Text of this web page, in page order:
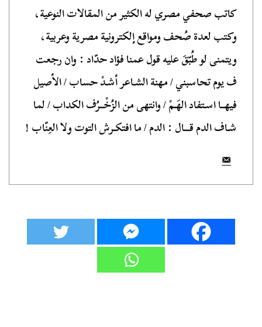
كاتب صحفي مصري له الكثير من المقالات النوعية،
وكتب لعدة صُحف ومواقع إلكترونية مصرية وعربية،
ويتمنى لو طُبّقَ عليه قول عمنا فؤاد حدّاد : وان رجعت
ف يوم تحاسبني / مهنة الشـاعر أشـدْ حساب / الأصيل
فيهــا اسـتفاد الهَـمْ / وانتهى من الزُخْــرُف الكداب / لما
شـاف الدم قـــال : الدم / ما افتكـرش التوت ولا العِنّاب !